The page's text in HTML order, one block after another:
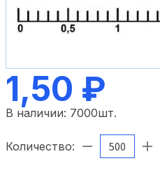
1,50 ₽
В наличии: 7000шт.
Количество: